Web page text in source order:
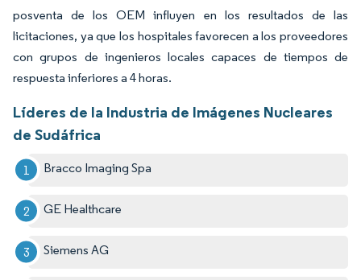
posventa de los OEM influyen en los resultados de las
licitaciones, ya que los hospitales favorecen a los proveedores
con grupos de ingenieros locales capaces de tiempos de
respuesta inferiores a 4 horas.
Líderes de la Industria de Imágenes Nucleares
de Sudáfrica
Bracco Imaging Spa
GE Healthcare
Siemens AG